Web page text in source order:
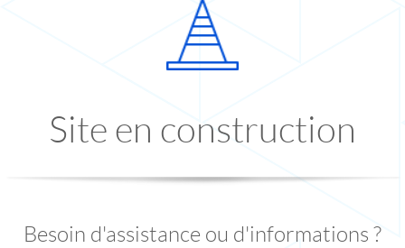
Site en construction
Besoin d'assistance ou d'informations ?